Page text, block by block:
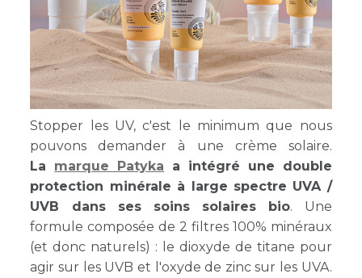
Stopper les UV, c'est le minimum que nous
pouvons demander à une crème solaire.
La marque Patyka a intégré une double
protection minérale à large spectre UVA /
UVB dans ses soins solaires bio. Une
formule composée de 2 filtres 100% minéraux
(et donc naturels) : le dioxyde de titane pour
agir sur les UVB et l'oxyde de zinc sur les UVA.